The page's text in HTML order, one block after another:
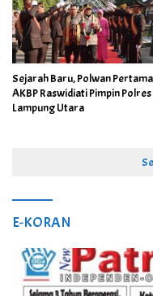
Sejarah Baru, Polwan Pertama
AKBP Raswidiati Pimpin Polres
Lampung Utara
E-KORAN